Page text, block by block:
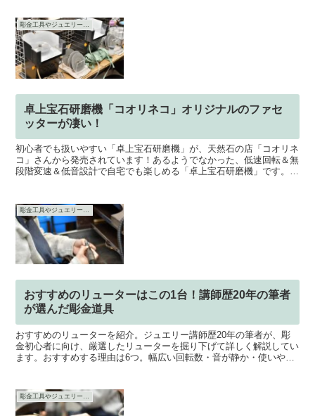
卓上宝石研磨機「コオリネコ」オリジナルのファセ
ッターが凄い！
初心者でも扱いやすい「卓上宝石研磨機」が、天然石の店「コオリネ
コ」さんから発売されています！あるようでなかった、低速回転＆無
段階変速＆低音設計で自宅でも楽しめる「卓上宝石研磨機」です。場
彫金工具やジュエリー工具
おすすめのリューターはこの1台！講師歴20年の筆者
が選んだ彫金道具
おすすめのリューターを紹介。ジュエリー講師歴20年の筆者が、彫
金初心者に向け、厳選したリューターを掘り下げて詳しく解説してい
ます。おすすめする理由は6つ。幅広い回転数・音が静か・使いやす